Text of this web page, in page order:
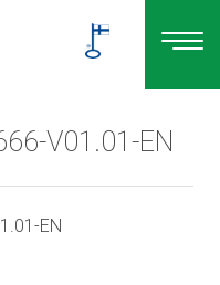
V01.01-EN
EN